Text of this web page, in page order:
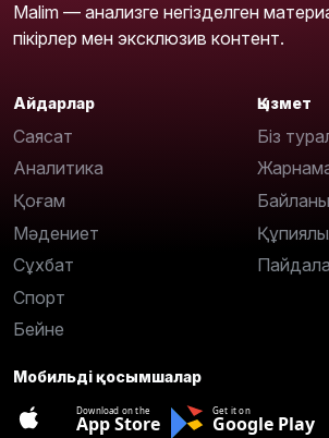
Malim — анализге негізделген
пікірлер мен эксклюзив контент.
Айдарлар
Саясат
Аналитика
Қоғам
Мәдениет
Сұхбат
Спорт
Бейне
Қызмет
Біз
Мобильді қосымшалар
Download on the
App Store
Get it on
Google Play